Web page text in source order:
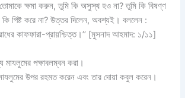
ক্ষমা করুন, তুমি কি অসুস্থ হও না? তুমি কি বিষণ্ণ
পিষ্ট করে না? উত্তর দিলেন, অবশ্যই। বললেন :
কাফফারা-প্রায়শ্চিত্ত।’’ [মুসনাদ আহমাদ: ১/১১]
মাযলুমের পক্ষাবলম্বন করা।
উপর রহমত করেন এবং তার দোয়া কবুল করেন।